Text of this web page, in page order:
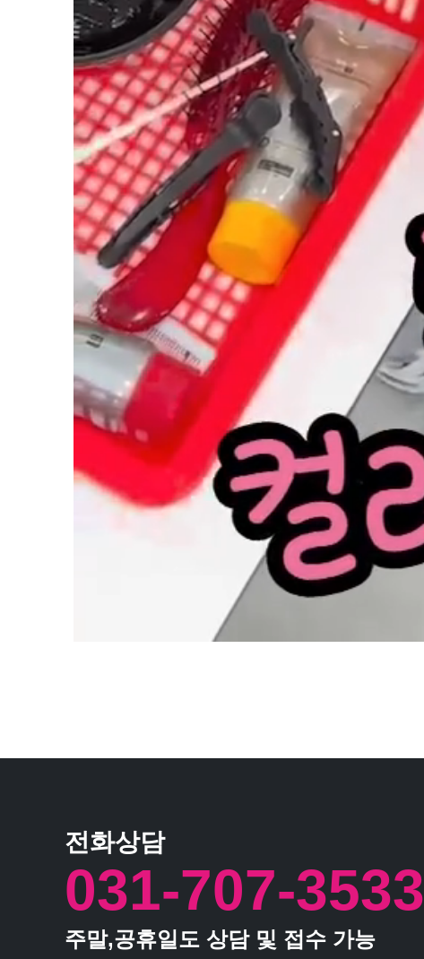
전화상담
031-707-3533
주말,공휴일도 상담 및 접수 가능